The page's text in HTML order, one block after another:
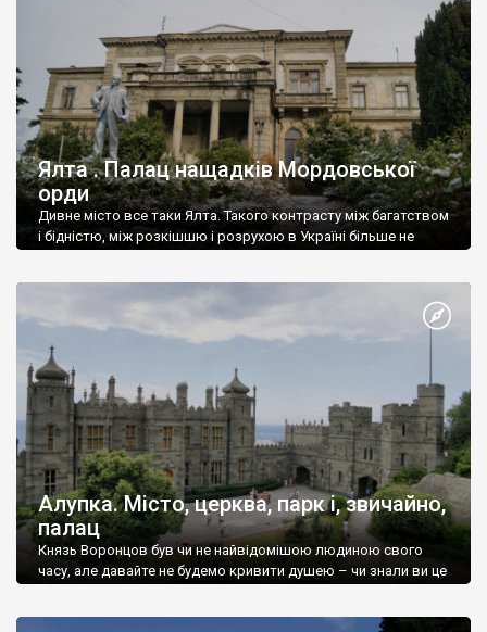
Ялта . Палац нащадків Мордовської
орди
Дивне місто все таки Ялта. Такого контрасту між багатством
і бідністю, між розкішшю і розрухою в Україні більше не
Алупка. Місто, церква, парк і, звичайно,
палац
Князь Воронцов був чи не найвідомішою людиною свого
часу, але давайте не будемо кривити душею – чи знали ви це